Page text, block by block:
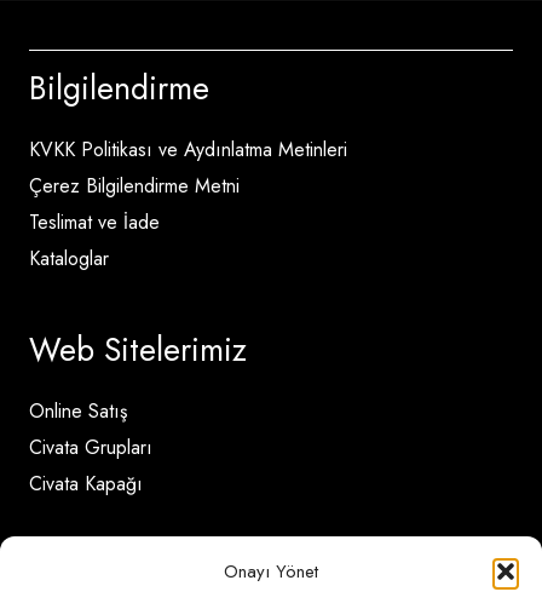
Onayı Yönet
Bilgilendirme
KVKK Politikası ve Aydınlatma Metinleri
Çerez Bilgilendirme Metni
Teslimat ve İade
Kataloglar
Web Sitelerimiz
Online Satış
Civata Grupları
Civata Kapağı
İletişim Detayları